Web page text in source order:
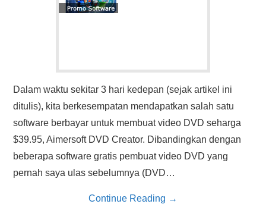
Dalam waktu sekitar 3 hari kedepan (sejak artikel ini
ditulis), kita berkesempatan mendapatkan salah satu
software berbayar untuk membuat video DVD seharga
$39.95, Aimersoft DVD Creator. Dibandingkan dengan
beberapa software gratis pembuat video DVD yang
pernah saya ulas sebelumnya (DVD…
Continue Reading →